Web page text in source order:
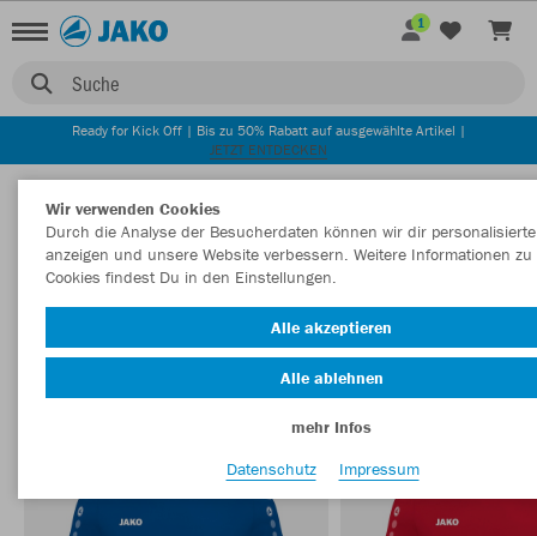
Suche
1
Ready for Kick Off | Bis zu 50% Rabatt auf ausgewählte Artikel |
JETZT ENTDECKEN
KINDER TRIKOTS
Wir verwenden Cookies
Durch die Analyse der Besucherdaten können wir dir
anzeigen und unsere Website verbessern. Weitere Informationen zu
Cookies findest Du in den Einstellungen.
Alle akzeptieren
Alle ablehnen
mehr Infos
Datenschutz
Impressum